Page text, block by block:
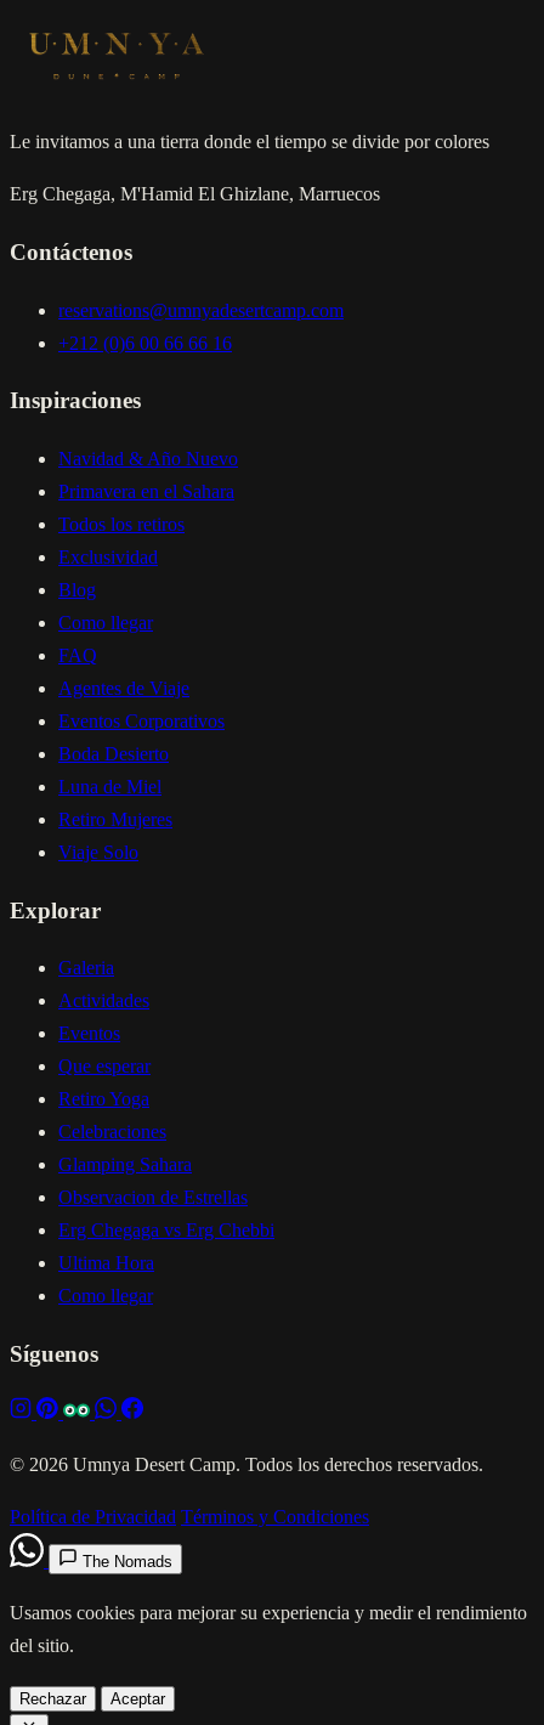
Le invitamos a una tierra donde el tiempo se divide por colores
Erg Chegaga, M'Hamid El Ghizlane, Marruecos
Contáctenos
reservations@umnyadesertcamp.com
+212 (0)6 00 66 66 16
Inspiraciones
Navidad & Año Nuevo
Primavera en el Sahara
Todos los retiros
Exclusividad
Blog
Como llegar
FAQ
Agentes de Viaje
Eventos Corporativos
Boda Desierto
Luna de Miel
Retiro Mujeres
Viaje Solo
Explorar
Galeria
Actividades
Eventos
Que esperar
Retiro Yoga
Celebraciones
Glamping Sahara
Observacion de Estrellas
Erg Chegaga vs Erg Chebbi
Ultima Hora
Como llegar
Síguenos
© 2026 Umnya Desert Camp. Todos los derechos reservados.
Política de Privacidad Términos y Condiciones
The Nomads
Usamos cookies para mejorar su experiencia y medir el rendimiento
del sitio.
Rechazar Aceptar